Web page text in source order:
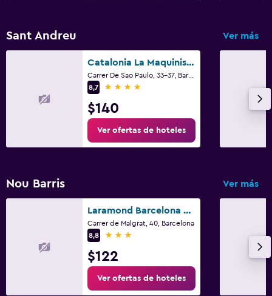
Sant Andreu Ver más
Catalonia La Maquinista
Carrer De Sao Paulo, 33-37, Barcelona
8,7
4 estrellas
$140
Ver ofertas de hoteles
Nou Barris Ver más
Laramond Barcelona Rooms
Carrer de Malgrat, 40, Barcelona
8,8
3 estrellas
$122
Ver ofertas de hoteles